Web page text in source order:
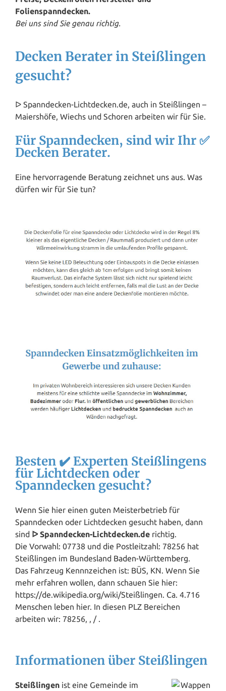
Folienspanndecken.
Bei uns sind Sie genau richtig.
Decken Berater in Steißlingen
gesucht?
ᐅ Spanndecken-Lichtdecken.de, auch in Steißlingen –
Maiershöfe, Wiechs und Schoren arbeiten wir für Sie.
Für Spanndecken, sind wir Ihr ✅
Decken Berater.
Eine hervorragende Beratung zeichnet uns aus. Was
dürfen wir für Sie tun?
Besten ✔️ Experten Steißlingens
für Lichtdecken oder
Spanndecken gesucht?
Wenn Sie hier einen guten Meisterbetrieb für
Spanndecken oder Lichtdecken gesucht haben, dann
sind ᐅ Spanndecken-Lichtdecken.de richtig.
Die Vorwahl: 07738 und die Postleitzahl: 78256 hat
Steißlingen im Bundesland Baden-Württemberg.
Das Fahrzeug Kennnzeichen ist: BÜS, KN. Wenn Sie
mehr erfahren wollen, dann schauen Sie hier:
https://de.wikipedia.org/wiki/Steißlingen. Ca. 4.716
Menschen leben hier. In diesen PLZ Bereichen
arbeiten wir: 78256, , / .
Informationen über Steißlingen
Steißlingen ist eine Gemeinde im